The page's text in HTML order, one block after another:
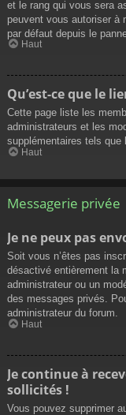
et le rang qui vous sera
peuvent vous autoriser à
par défaut depuis le
Haut
Qu’est-ce que le
Cette page liste les
administrateurs et les
supplémentaires tels que
Haut
Messagerie privée
Je ne peux pas
Soit vous n’êtes pas
désactivé entièrement la
administrateur ou un
des messages privés.
administrateur du forum.
Haut
Je continue à
sollicités !
Vous pouvez supprimer